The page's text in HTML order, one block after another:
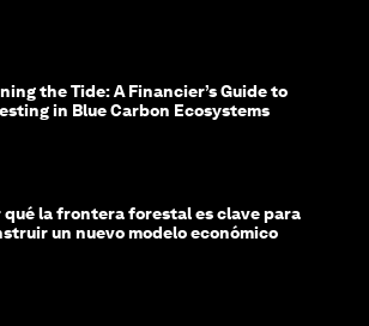
the Tide: A Financier’s Guide to
in Blue Carbon Ecosystems
qué la frontera forestal es clave para
un nuevo modelo económico